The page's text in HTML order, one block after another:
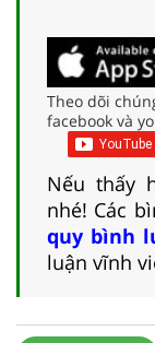
Theo dõi
facebook và
Nếu thấy
nhé! Các
quy bình
luận vĩnh